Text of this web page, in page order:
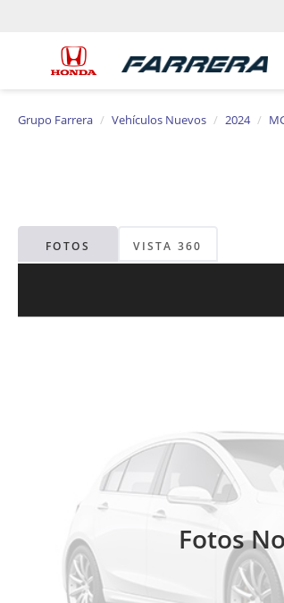
Grupo Farrera Vehículos Nuevos 2024
FOTOS VISTA 360
Fotos